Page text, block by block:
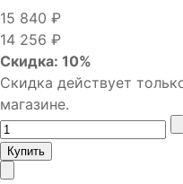
15 840 ₽
14 256 ₽
Скидка: 10%
Скидка действует
магазине.